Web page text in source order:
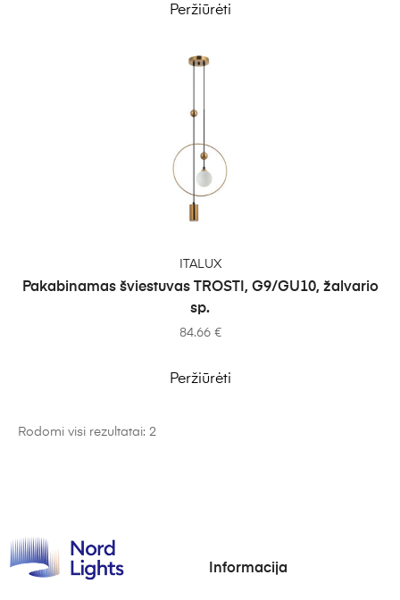
Peržiūrėti
ITALUX
Pakabinamas šviestuvas TROSTI, G9/GU10, žalvario
sp.
84.66 €
Peržiūrėti
Rodomi visi rezultatai: 2
Informacija